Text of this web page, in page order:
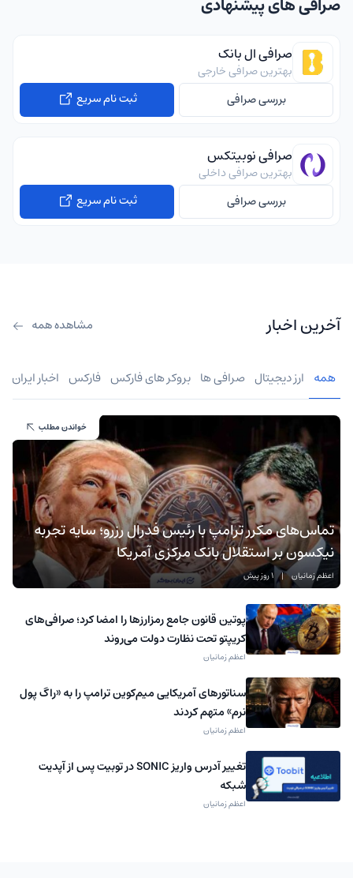
صرافی های پیشنهادی
صرافی ال بانک
بهترین صرافی خارجی
بررسی صرافی
ثبت نام سریع
صرافی نوبیتکس
بهترین صرافی داخلی
بررسی صرافی
ثبت نام سریع
آخرین اخبار مشاهده همه
همه ارز دیجیتال صرافی ها بروکر های فارکس فارکس اخبار ایران
تماس‌های مکرر ترامپ با رئیس فدرال رزرو؛ سایه تجربه
نیکسون بر استقلال بانک مرکزی آمریکا
اعظم زمانیان | 1 روز پیش
خواندن مطلب
پوتین قانون جامع رمزارزها را امضا کرد؛ صرافی‌های
کریپتو تحت نظارت دولت می‌روند
اعظم زمانیان
سناتورهای آمریکایی میم‌کوین ترامپ را به «راگ‌ پول
نرم» متهم کردند
اعظم زمانیان
تغییر آدرس واریز SONIC در توبیت پس از آپدیت
شبکه
اعظم زمانیان